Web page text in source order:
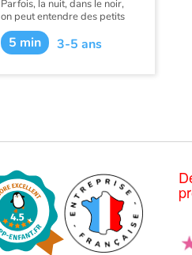
Parfois, la nuit, dans le noir,
on peut entendre des petits
bruits, comme des petites
pattes, et des petits sons,
comme des petits
5 min 3-5 ans